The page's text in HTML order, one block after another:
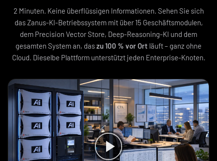
2 Minuten. Keine überflüssigen Informationen. Sehen Sie sich
das Zanus-KI-Betriebssystem mit über 15 Geschäftsmodulen,
dem Precision Vector Store, Deep-Reasoning-KI und dem
gesamten System an, daszu 100 % vor Ort läuft – ganz ohne
Cloud. Dieselbe Plattform unterstützt jeden Enterprise-Knoten.